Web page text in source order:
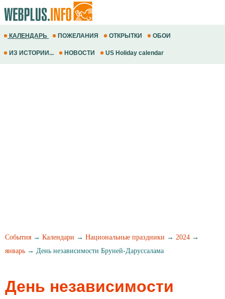
КАЛЕНДАРЬ ПОЖЕЛАНИЯ ОТКРЫТКИ ОБОИ
ИЗ ИСТОРИИ... НОВОСТИ US Holiday calendar
События → Календари → Национальные праздники → 2024 →
январь → День независимости Бруней-Даруссалама
День независимости